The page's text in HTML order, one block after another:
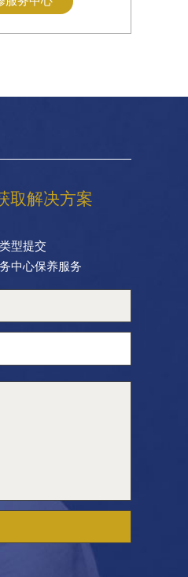
取解决方案
型提交
中心保养服务